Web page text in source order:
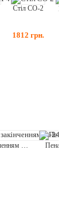
Стіл СО-2
1812 грн.
Пенал